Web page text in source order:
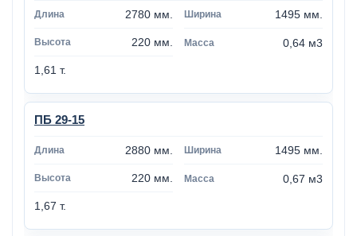
2780 мм. 1495 мм.
220 мм. 0,64 м3
1,61 т.
ПБ 29-15
2880 мм. 1495 мм.
220 мм. 0,67 м3
1,67 т.